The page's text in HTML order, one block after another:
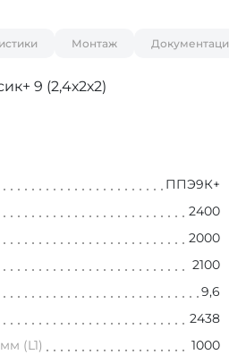
Монтаж
9 (2,4х2х2)
ППЭ9К+
2400
2000
2100
9,6
2438
(L1)
1000